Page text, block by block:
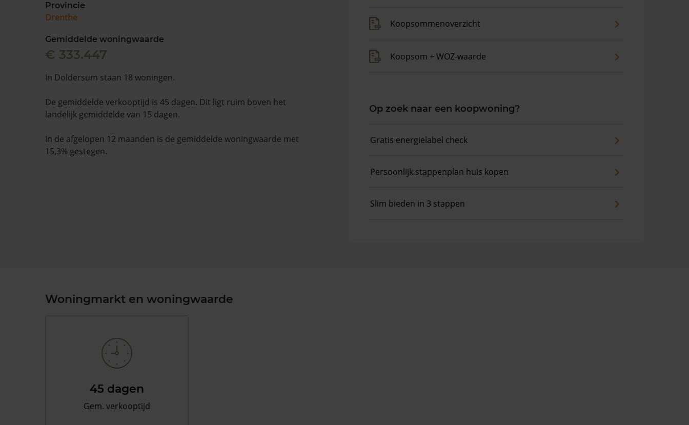
Provincie
Drenthe
Gemiddelde woningwaarde
€ 333.447
In Doldersum staan 18 woningen.
De gemiddelde verkooptijd is 45 dagen. Dit ligt ruim boven het
landelijk gemiddelde van 15 dagen.
In de afgelopen 12 maanden is de gemiddelde woningwaarde met
15,3% gestegen.
Koopsommenoverzicht
Koopsom + WOZ-waarde
Op zoek naar een koopwoning?
Gratis energielabel check
Persoonlijk stappenplan huis kopen
Slim bieden in 3 stappen
Woningmarkt en woningwaarde
45 dagen
Gem. verkooptijd